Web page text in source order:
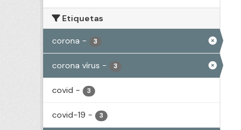
Etiquetas
corona - 3
corona vírus - 3
covid - 3
covid-19 - 3